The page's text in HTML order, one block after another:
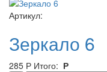
Артикул:
Зеркало 6
285 Р Итого: Р